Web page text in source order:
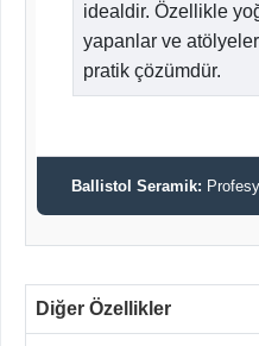
idealdir. Özellikle
yapanlar ve
pratik çözümdür.
Ballistol Seramik:
Diğer Özellikler